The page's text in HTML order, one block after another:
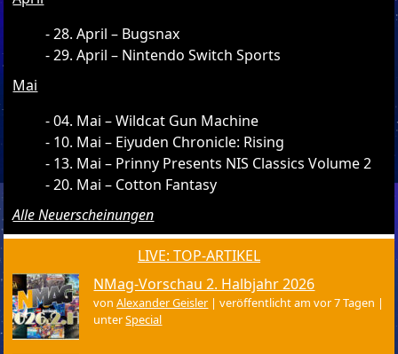
28. April – Bugsnax
29. April – Nintendo Switch Sports
Mai
04. Mai – Wildcat Gun Machine
10. Mai – Eiyuden Chronicle: Rising
13. Mai – Prinny Presents NIS Classics Volume 2
20. Mai – Cotton Fantasy
Alle Neuerscheinungen
LIVE: TOP-ARTIKEL
NMag-Vorschau 2. Halbjahr 2026
vonAlexander Geisler |veröffentlicht am vor 7 Tagen |
unterSpecial